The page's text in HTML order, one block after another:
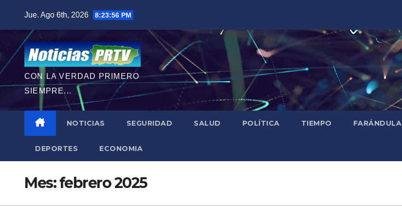
contenido
Jue. Ago 6th, 2026 8:23:58 PM
CON LA VERDAD PRIMERO
SIEMPRE...
NOTICIAS SEGURIDAD SALUD POLÍTICA TIEMPO FARÁNDULA
DEPORTES ECONOMIA
Mes:febrero 2025